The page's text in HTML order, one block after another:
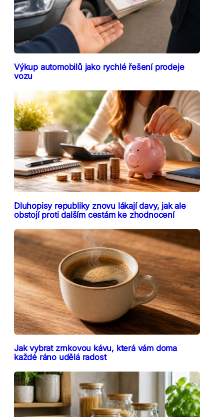
Výkup automobilů jako rychlé řešení prodeje
vozu
Dluhopisy republiky znovu lákají davy, jak ale
obstojí proti dalším cestám ke zhodnocení
Jak vybrat zrnkovou kávu, která vám doma
každé ráno udělá radost